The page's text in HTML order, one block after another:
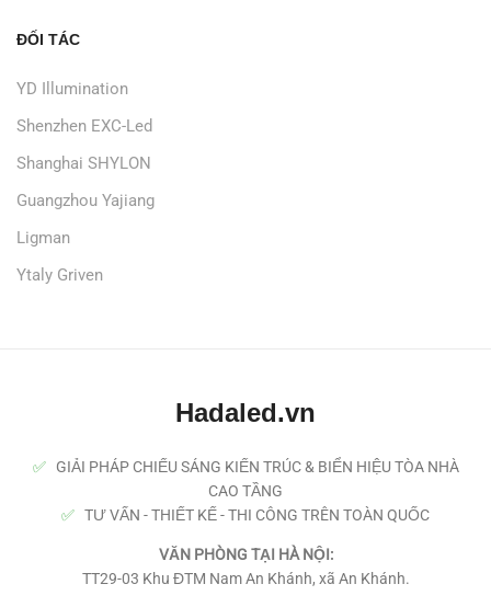
ĐỐI TÁC
YD Illumination
Shenzhen EXC-Led
Shanghai SHYLON
Guangzhou Yajiang
Ligman
Ytaly Griven
Hadaled.vn
✅
GIẢI PHÁP CHIẾU SÁNG KIẾN TRÚC & BIỂN HIỆU TÒA NHÀ
CAO TẦNG
✅ TƯ VẤN - THIẾT KẾ - THI CÔNG TRÊN TOÀN QUỐC
VĂN PHÒNG TẠI HÀ NỘI:
TT29-03 Khu ĐTM Nam An Khánh, xã An Khánh.